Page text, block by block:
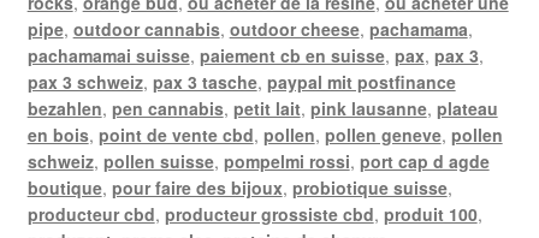
pipe, outdoor cannabis, outdoor cheese, pachamama,
pachamamai suisse, paiement cb en suisse, pax, pax 3,
pax 3 schweiz, pax 3 tasche, paypal mit postfinance
bezahlen, pen cannabis, petit lait, pink lausanne, plateau
en bois, point de vente cbd, pollen, pollen geneve, pollen
schweiz, pollen suisse, pompelmi rossi, port cap d agde
boutique, pour faire des bijoux, probiotique suisse,
producteur cbd, producteur grossiste cbd, produit 100,